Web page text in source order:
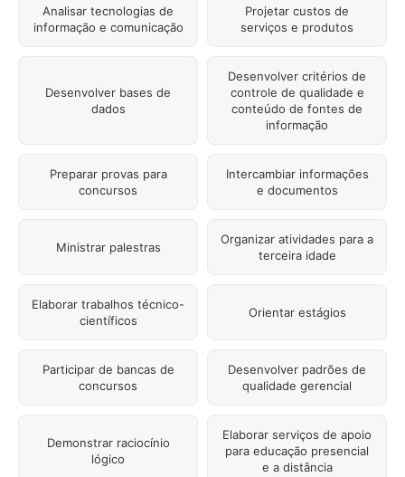
Analisar tecnologias de
informação e comunicação
Projetar custos de
serviços e produtos
Desenvolver bases de
dados
Desenvolver critérios de
controle de qualidade e
conteúdo de fontes de
informação
Preparar provas para
concursos
Intercambiar informações
e documentos
Ministrar palestras
Organizar atividades para a
terceira idade
Elaborar trabalhos técnico-
científicos
Orientar estágios
Participar de bancas de
concursos
Desenvolver padrões de
qualidade gerencial
Demonstrar raciocínio
lógico
Elaborar serviços de apoio
para educação presencial
e a distância